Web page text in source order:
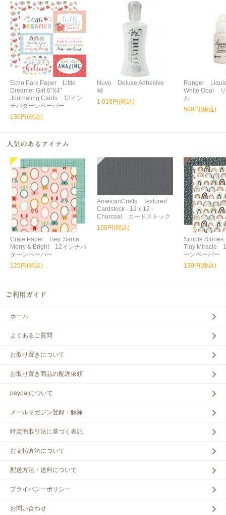
Echo Park Paper Little
Dreamer Girl 6"X4"
Journaling Cards 12イン
チパターンペーパー
130円(税込)
Nuvo Deluxe Adhesive
糊
1,010円(税込)
Ranger
White Opal リ
ル
500円(税込)
Crate Paper Hey, Santa
Merry & Bright 12インチパ
ターンペーパー
125円(税込)
AmeicanCrafts Textured
Cardstock - 12 x 12 -
Charcoal カードストック
100円(税込)
Simple
Tiny Miracle
ーンペーパー
130円(税込)
ホーム
よくあるご質問
お取り置きについて
お取り置き商品の配送依頼
paypalについて
メールマガジン登録・解除
特定商取引法に基づく表記
お支払方法について
配送方法・送料について
プライバシーポリシー
お問い合わせ